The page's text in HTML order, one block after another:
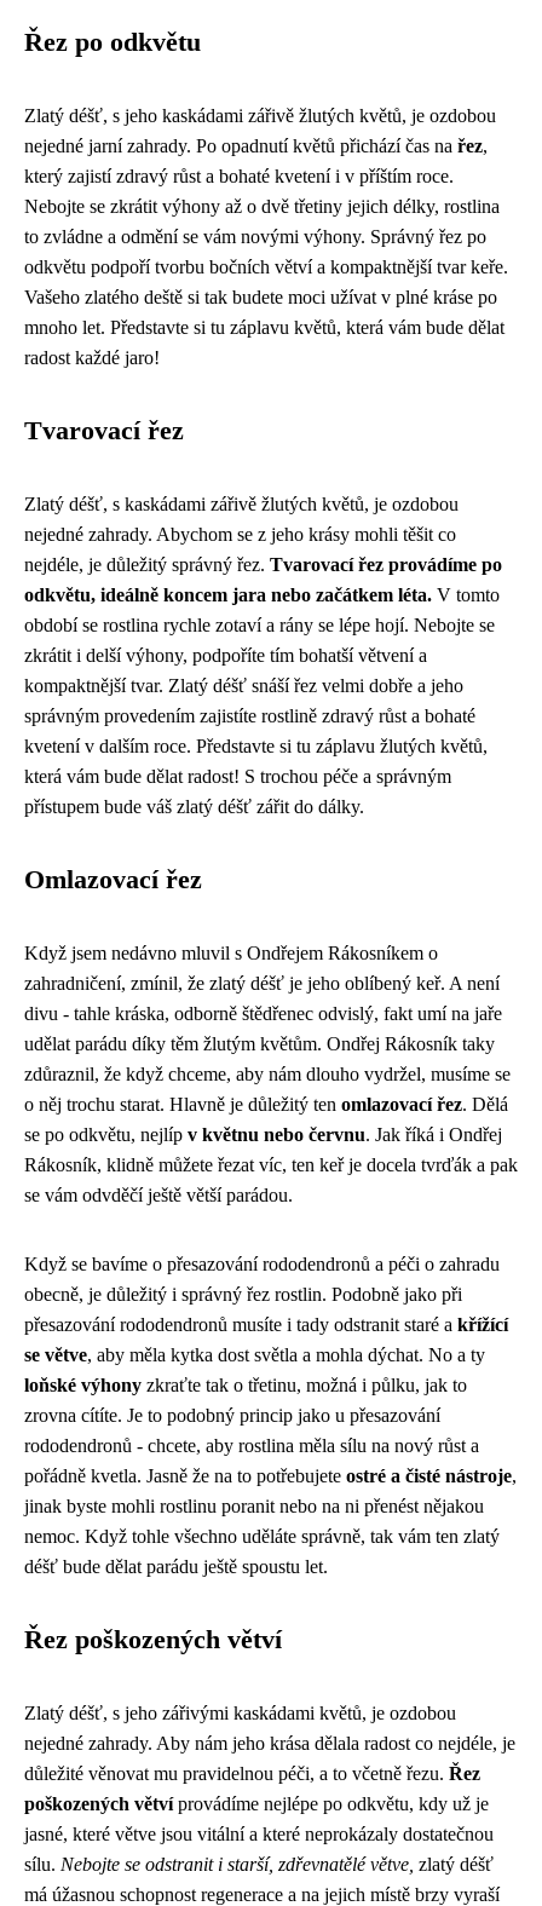
Řez po odkvětu
Zlatý déšť, s jeho kaskádami zářivě žlutých květů, je ozdobou
nejedné jarní zahrady. Po opadnutí květů přichází čas na řez,
který zajistí zdravý růst a bohaté kvetení i v příštím roce.
Nebojte se zkrátit výhony až o dvě třetiny jejich délky, rostlina
to zvládne a odmění se vám novými výhony. Správný řez po
odkvětu podpoří tvorbu bočních větví a kompaktnější tvar keře.
Vašeho zlatého deště si tak budete moci užívat v plné kráse po
mnoho let. Představte si tu záplavu květů, která vám bude dělat
radost každé jaro!
Tvarovací řez
Zlatý déšť, s kaskádami zářivě žlutých květů, je ozdobou
nejedné zahrady. Abychom se z jeho krásy mohli těšit co
nejdéle, je důležitý správný řez. Tvarovací řez provádíme po
odkvětu, ideálně koncem jara nebo začátkem léta. V tomto
období se rostlina rychle zotaví a rány se lépe hojí. Nebojte se
zkrátit i delší výhony, podpoříte tím bohatší větvení a
kompaktnější tvar. Zlatý déšť snáší řez velmi dobře a jeho
správným provedením zajistíte rostlině zdravý růst a bohaté
kvetení v dalším roce. Představte si tu záplavu žlutých květů,
která vám bude dělat radost! S trochou péče a správným
přístupem bude váš zlatý déšť zářit do dálky.
Omlazovací řez
Když jsem nedávno mluvil s Ondřejem Rákosníkem o
zahradničení, zmínil, že zlatý déšť je jeho oblíbený keř. A není
divu - tahle kráska, odborně štědřenec odvislý, fakt umí na jaře
udělat parádu díky těm žlutým květům. Ondřej Rákosník taky
zdůraznil, že když chceme, aby nám dlouho vydržel, musíme se
o něj trochu starat. Hlavně je důležitý ten omlazovací řez. Dělá
se po odkvětu, nejlíp v květnu nebo červnu. Jak říká i Ondřej
Rákosník, klidně můžete řezat víc, ten keř je docela tvrďák a pak
se vám odvděčí ještě větší parádou.
Když se bavíme o přesazování rododendronů a péči o zahradu
obecně, je důležitý i správný řez rostlin. Podobně jako při
přesazování rododendronů musíte i tady odstranit staré a křížící
se větve, aby měla kytka dost světla a mohla dýchat. No a ty
loňské výhony zkraťte tak o třetinu, možná i půlku, jak to
zrovna cítíte. Je to podobný princip jako u přesazování
rododendronů - chcete, aby rostlina měla sílu na nový růst a
pořádně kvetla. Jasně že na to potřebujete ostré a čisté nástroje,
jinak byste mohli rostlinu poranit nebo na ni přenést nějakou
nemoc. Když tohle všechno uděláte správně, tak vám ten zlatý
déšť bude dělat parádu ještě spoustu let.
Řez poškozených větví
Zlatý déšť, s jeho zářivými kaskádami květů, je ozdobou
nejedné zahrady. Aby nám jeho krása dělala radost co nejdéle, je
důležité věnovat mu pravidelnou péči, a to včetně řezu. Řez
poškozených větvíprovádíme nejlépe po odkvětu, kdy už je
jasné, které větve jsou vitální a které neprokázaly dostatečnou
sílu. Nebojte se odstranit i starší, zdřevnatělé větve, zlatý déšť
má úžasnou schopnost regenerace a na jejich místě brzy vyraší